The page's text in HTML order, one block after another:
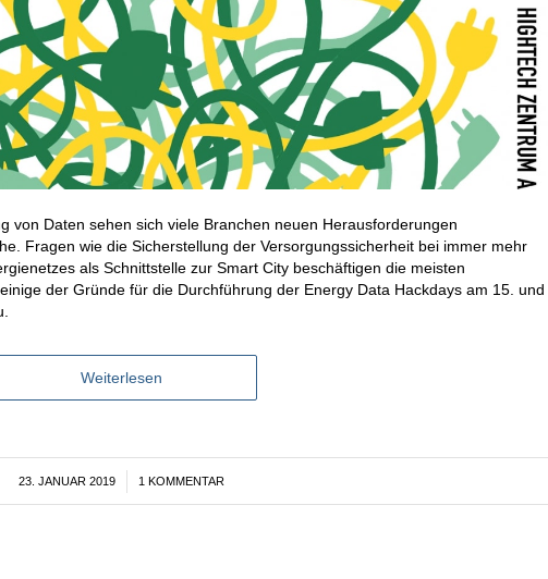
von Daten sehen sich viele Branchen neuen Herausforderungen
Fragen wie die Sicherstellung der Versorgungssicherheit bei immer mehr
als Schnittstelle zur Smart City beschäftigen die meisten
der Gründe für die Durchführung der Energy Data Hackdays am 15. und
Weiterlesen
23. JANUAR 2019
/ 1 KOMMENTAR